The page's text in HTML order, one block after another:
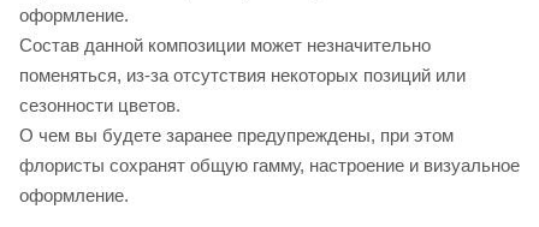
оформление.
Cостав данной композиции может незначительно
поменяться, из-за отсутствия некоторых позиций или
сезонности цветов.
О чем вы будете заранее предупреждены, при этом
флористы сохранят общую гамму, настроение и визуальное
оформление.